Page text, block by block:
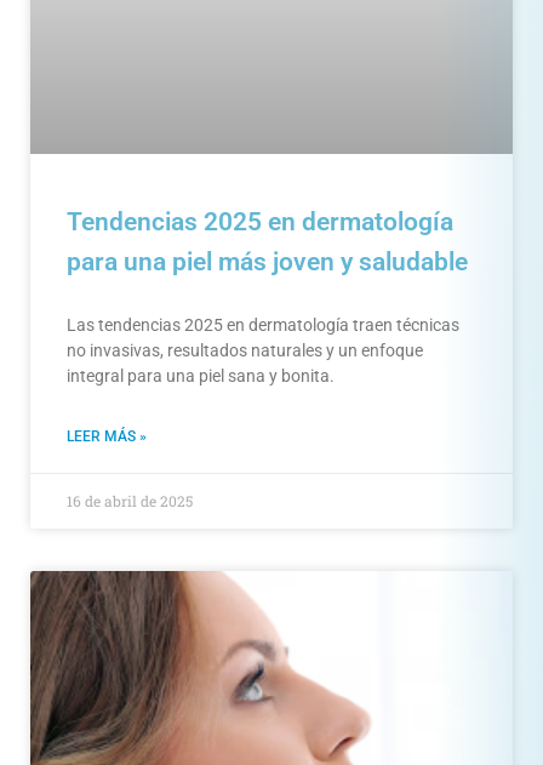
Tendencias 2025 en dermatología
para una piel más joven y saludable
Las tendencias 2025 en dermatología traen técnicas
no invasivas, resultados naturales y un enfoque
integral para una piel sana y bonita.
LEER MÁS »
16 de abril de 2025